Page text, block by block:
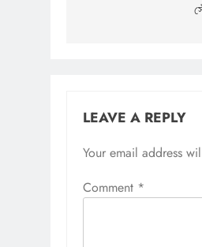
LEAVE A REPLY
Your email address
Comment *